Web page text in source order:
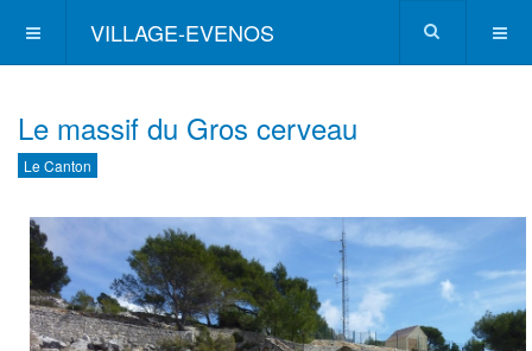
VILLAGE-EVENOS
Le massif du Gros cerveau
Le Canton